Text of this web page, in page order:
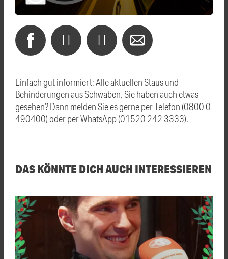
Einfach gut informiert: Alle aktuellen Staus und
Behinderungen aus Schwaben. Sie haben auch etwas
gesehen? Dann melden Sie es gerne per Telefon (0800 0
490400) oder per WhatsApp (01520 242 3333).
DAS KÖNNTE DICH AUCH INTERESSIEREN